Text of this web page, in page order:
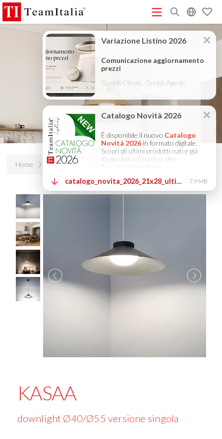
R
(513K) Catalogo Novità 2026
DECORATIVE
CATALOGUE 2025(12M) TECHNICAL CATALOGUE 2025
COMPANY PROFILE ITA COMPANY PROFILE GB(3M) COMPANY
StarTeam 1 (introduzione)
★Istruzioni Touch-Dim e Sincronizzazione (110K)
Home Prodotti Kasaa
KASAA
downlight Ø40/Ø55 versione singola